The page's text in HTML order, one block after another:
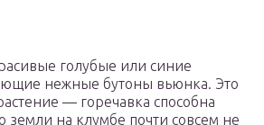
голубые или синие
нежные бутоны вьюнка. Это
— горечавка способна
земли на клумбе почти совсем не